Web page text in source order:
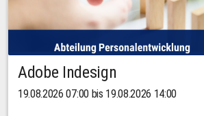
Adobe Indesign
19.08.2026 07:00 bis 19.08.2026 14:00